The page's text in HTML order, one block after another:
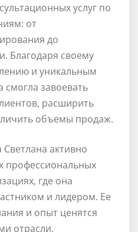
услуг по
от
до
Благодаря своему
и уникальным
завоевать
расширить
объемы продаж.
активно
профессиональных
где она
и лидером. Ее
и опыт ценятся
отрасли.